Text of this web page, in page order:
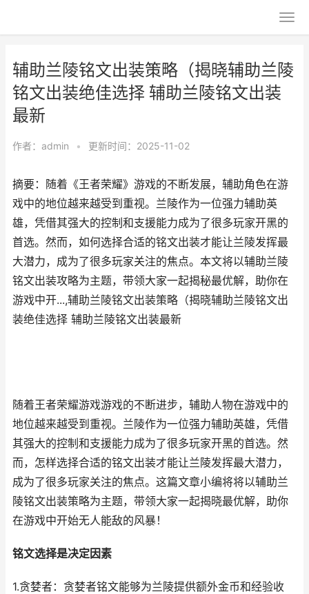
辅助兰陵铭文出装策略（揭晓辅助兰陵
铭文出装绝佳选择 辅助兰陵铭文出装
最新
作者： admin • 更新时间：2025-11-02
摘要：随着《王者荣耀》游戏的不断发展，辅助角色在游
戏中的地位越来越受到重视。兰陵作为一位强力辅助英
雄，凭借其强大的控制和支援能力成为了很多玩家开黑的
首选。然而，如何选择合适的铭文出装才能让兰陵发挥最
大潜力，成为了很多玩家关注的焦点。本文将以辅助兰陵
铭文出装攻略为主题，带领大家一起揭秘最优解，助你在
游戏中开...,辅助兰陵铭文出装策略（揭晓辅助兰陵铭文出
装绝佳选择 辅助兰陵铭文出装最新
随着王者荣耀游戏游戏的不断进步，辅助人物在游戏中的
地位越来越受到重视。兰陵作为一位强力辅助英雄，凭借
其强大的控制和支援能力成为了很多玩家开黑的首选。然
而，怎样选择合适的铭文出装才能让兰陵发挥最大潜力，
成为了很多玩家关注的焦点。这篇文章小编将将以辅助兰
陵铭文出装策略为主题，带领大家一起揭晓最优解，助你
在游戏中开始无人能敌的风暴！
铭文选择是决定因素
1.贪婪者：贪婪者铭文能够为兰陵提供额外金币和经验收